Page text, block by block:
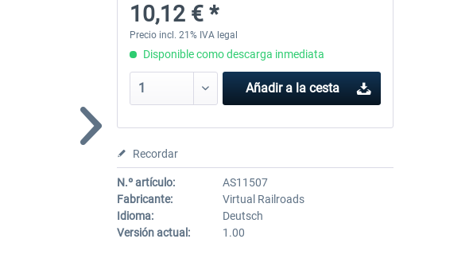
10,12 € *
Precio incl. 21% IVA legal
Disponible como descarga inmediata
Añadir a la cesta
Recordar
N.º artículo:
AS11507
Fabricante:
Virtual Railroads
Idioma:
Deutsch
Versión actual:
1.00